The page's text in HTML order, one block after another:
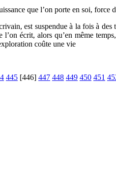
que l’on porte en soi,
est suspendue à la fois à des
écrit, alors qu’en même
coûte une vie
445 [446] 447 448 449 450 451